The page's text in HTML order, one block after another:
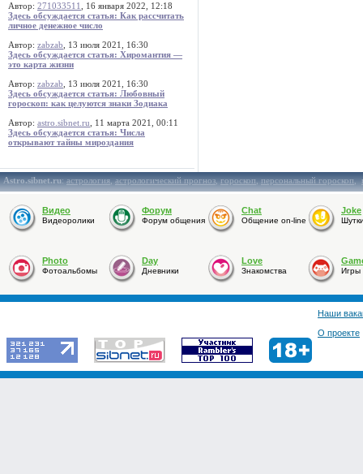
Автор: 271033511
, 16 января 2022, 12:18
Здесь обсуждается статья: Как рассчитать
личное денежное число
Автор: zabzab , 13 июля 2021, 16:30
Здесь обсуждается статья: Хиромантия —
это карта жизни
Автор: zabzab , 13 июля 2021, 16:30
Здесь обсуждается статья: Любовный
гороскоп: как целуются знаки Зодиака
Автор: astro.sibnet.ru , 11 марта 2021, 00:11
Здесь обсуждается статья: Числа
открывают тайны мироздания
Astro.sibnet.ru:астрология,астрологический прогноз,гороскоп,персональный гороскоп,
Видео
Видеоролики
Форум
Форум общения
Chat
Общение on-line
Joke
Photo
Фотоальбомы
Day
Дневники
Love
Знакомства Игры
Наши
О проекте